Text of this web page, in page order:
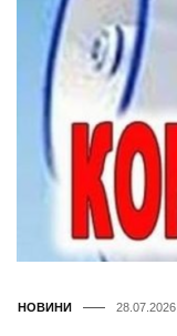
НОВИНИ 28.07.2026